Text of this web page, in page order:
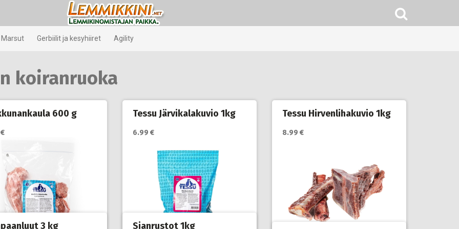
Marsut Gerbiilit ja kesyhiiret Agility
koiranruoka
600 g Tessu Järvikalakuvio 1kg
6.99 €
Tessu Hirvenlihakuvio 1kg
8.99 €
3 kg Sianrustot 1kg